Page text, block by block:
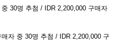
중 30명 추첨 / IDR 2,200,000 구매자
매자 중 30명 추첨 / IDR 2,200,000 구